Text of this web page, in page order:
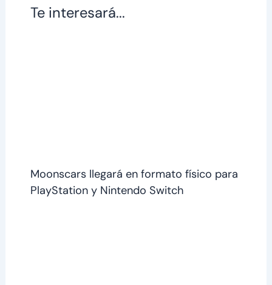
Te interesará...
Moonscars llegará en formato físico para
PlayStation y Nintendo Switch